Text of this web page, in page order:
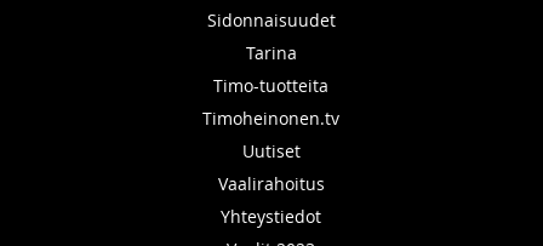
Sidonnaisuudet
Tarina
Timo-tuotteita
Timoheinonen.tv
Uutiset
Vaalirahoitus
Yhteystiedot